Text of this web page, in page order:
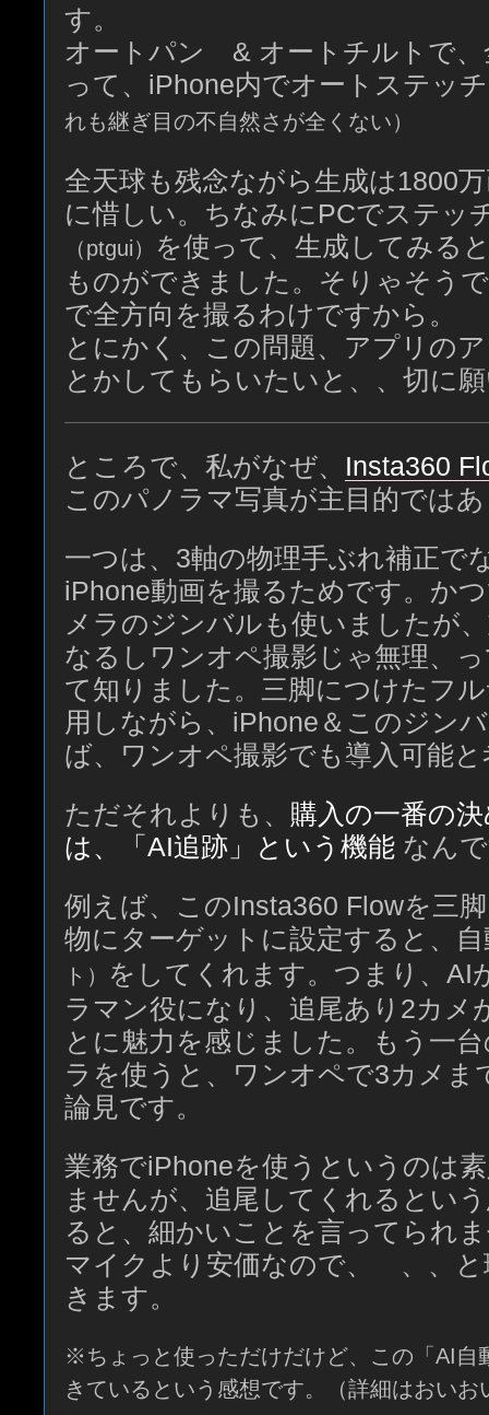
す。
オートパン & オートチルトで、
って、iPhone内でオートステッ
れも継ぎ目の不自然さが全くない）
全天球も残念ながら生成は1800
に惜しい。ちなみにPCでステッ
（ptgui）
を使って、生成してみる
ものができました。そりゃそう
で全方向を撮るわけですから。
とにかく、この問題、アプリの
とかしてもらいたいと、、切に
ところで、私がなぜ、 Insta360
このパノラマ写真が主目的では
一つは、3軸の物理手ぶれ補正で
iPhone動画を撮るためです。か
メラのジンバルも使いましたが
なるしワンオペ撮影じゃ無理、
て知りました。三脚につけたフ
用しながら、iPhone＆このジン
ば、ワンオペ撮影でも導入可能
ただそれよりも、 購入の一番の
は、「AI追跡」という機能 なん
例えば、このInsta360 Flowを三
物にターゲットに設定すると、
ト）
をしてくれます。つまり、AI
ラマン役になり、追尾あり2カメ
とに魅力を感じました。もう一
ラを使うと、ワンオペで3カメま
論見です。
業務でiPhoneを使うというのは
ませんが、追尾してくれるとい
ると、細かいことを言ってられ
マイクより安価なので、 、、と
きます。
※ちょっと使っただけだけど、この「AI自
きているという感想です。（詳細はおい